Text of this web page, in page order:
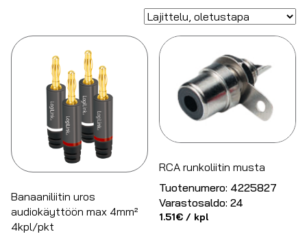
Banaaniliitin uros
audiokäyttöön max 4mm²
4kpl/pkt
RCA runkoliitin musta
Tuotenumero: 4225827
Varastosaldo: 24
1.51€ / kpl